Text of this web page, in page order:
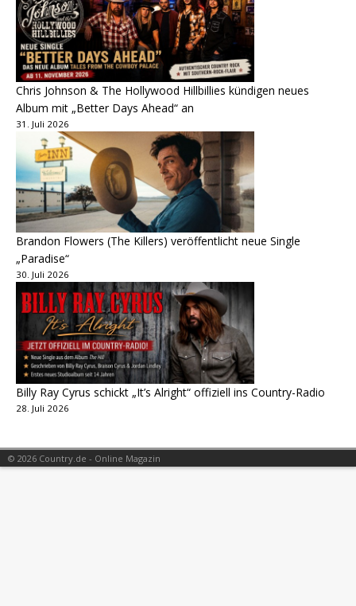
Chris Johnson & The Hollywood Hillbillies kündigen neues
Album mit „Better Days Ahead“ an
31. Juli 2026
Brandon Flowers (The Killers) veröffentlicht neue Single
„Paradise“
30. Juli 2026
Billy Ray Cyrus schickt „It’s Alright“ offiziell ins Country-Radio
28. Juli 2026
© 2026 Country.de - Online Magazin